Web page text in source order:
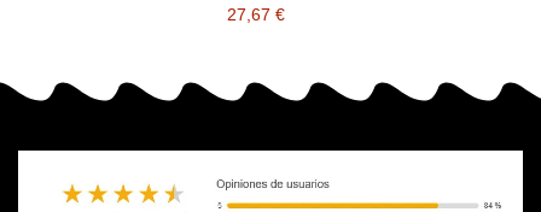
27,67 €